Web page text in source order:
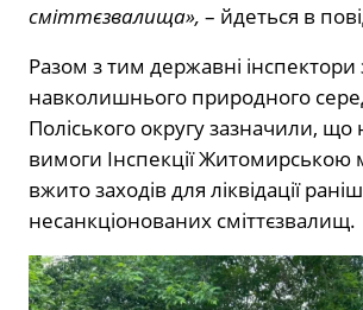
сміттєзвалища», – йдеться в
Разом з тим державні
навколишнього природного
Поліського округу зазначили, що
вимоги Інспекції Житомирською
вжито заходів для ліквідації
несанкціонованих сміттєзвалищ.